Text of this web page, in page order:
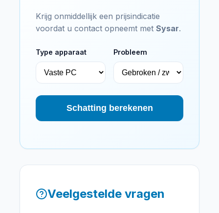
Krijg onmiddellijk een prijsindicatie
voordat u contact opneemt met Sysar.
Type apparaat Probleem
Schatting berekenen
Veelgestelde vragen